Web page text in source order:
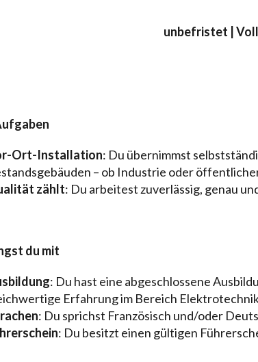
unbefristet |
Ort-Installation: Du übernimmst
– ob Industrie oder
zählt: Du arbeitest zuverlässig, genau
du mit
: Du hast eine abgeschlossene
Erfahrung im Bereich
: Du sprichst Französisch und/oder
: Du besitzt einen gültigen